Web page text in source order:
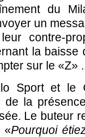
du
un
contre-
la baisse
sur le «Z»
Sport et le
de la
Le buteur
«Pourquoi